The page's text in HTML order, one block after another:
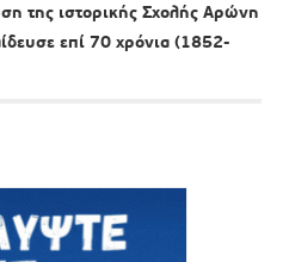
της ιστορικής Σχολής Αρώνη
επί 70 χρόνια (1852-